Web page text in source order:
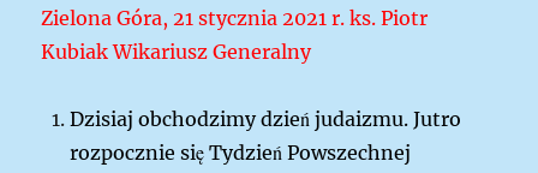
Zielona Góra, 21 stycznia 2021 r. ks. Piotr
Kubiak Wikariusz Generalny
Dzisiaj obchodzimy dzień judaizmu. Jutro
rozpocznie się Tydzień Powszechnej